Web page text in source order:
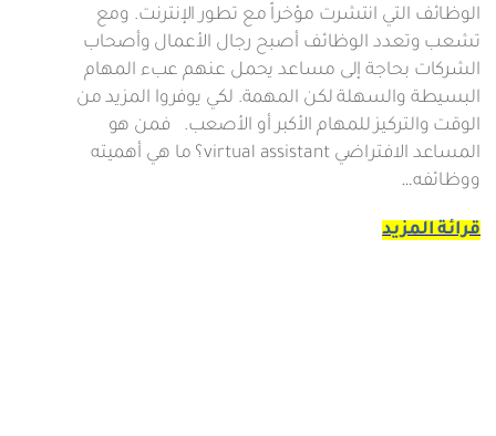
الوظائف التي انتشرت مؤخراً مع تطور الإنترنت. ومع
تشعب وتعدد الوظائف أصبح رجال الأعمال وأصحاب
الشركات بحاجة إلى مساعد يحمل عنهم عبء المهام
البسيطة والسهلة لكن المهمة. لكي يوفروا المزيد من
الوقت والتركيز للمهام الأكبر أو الأصعب. فمن هو
المساعد الافتراضي virtual assistant؟ ما هي أهميته
ووظائفه…
قرائة المزيد